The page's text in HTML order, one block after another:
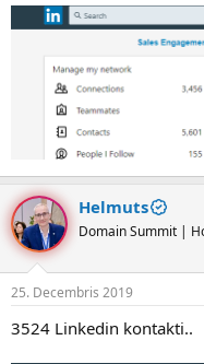
ā
c
Helmuts
Domain Summit |
25. Decembris 2019
3524 Linkedin kontakti..